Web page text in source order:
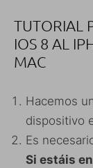
TUTORIAL
IOS 8 AL
MAC
Hacemos
dispositivo
Es
Si estáis